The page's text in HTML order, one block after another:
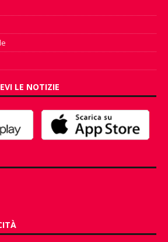
LE NOTIZIE